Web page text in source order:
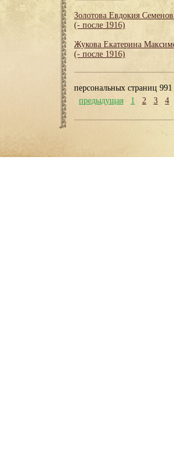
Золотова Евдокия
(- после 1916)
Жукова Екатерина
(- после 1916)
персональных страниц 991
предыдущая
1 2 3 4